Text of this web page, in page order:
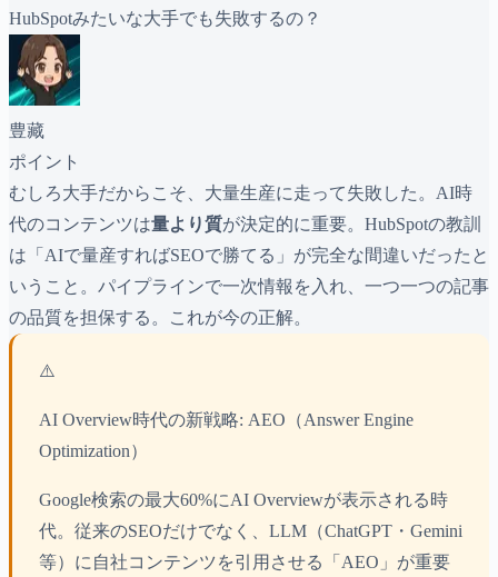
HubSpotみたいな大手でも失敗するの？
豊藏
ポイント
むしろ大手だからこそ、大量生産に走って失敗した。AI時
代のコンテンツは量より質が決定的に重要。HubSpotの教訓
は「AIで量産すればSEOで勝てる」が完全な間違いだったと
いうこと。パイプラインで一次情報を入れ、一つ一つの記事
の品質を担保する。これが今の正解。
⚠️
AI Overview時代の新戦略: AEO（Answer Engine
Optimization）
Google検索の最大60%にAI Overviewが表示される時
代。従来のSEOだけでなく、LLM（ChatGPT・Gemini
等）に自社コンテンツを引用させる「AEO」が重要